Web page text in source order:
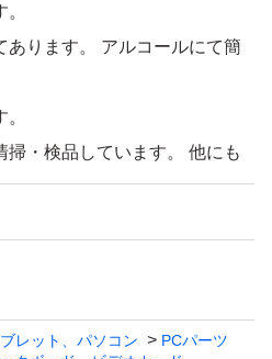
あります。 アルコールにて簡
掃・検品しています。 他にも
多数出品していますので 是
ませ。
レット、パソコン
PCパーツ